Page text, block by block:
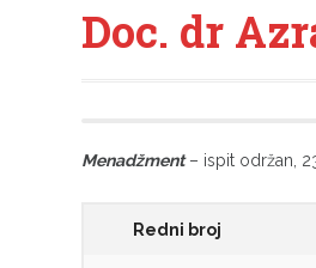
Doc. dr
Menadžment – ispit održan,
Redni broj